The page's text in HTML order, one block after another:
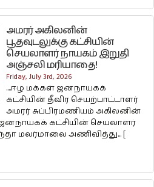
அமரர் அகிலனின்
பூதவுடலுக்கு கட்சியின்
செயலாளர் நாயகம் இறுதி
அஞ்சலி மரியாதை!
Friday, July 3rd, 2026
....ஈழ மக்கள் ஜனநாயகக்
கட்சியின் தீவிர செயற்பாட்டாளர்
அமரர் சுப்பிரமணியம் அகிலனின்
ஜனநாயகக் கட்சியின் செயலாளர்
மலர்மாலை அணிவித்து... [